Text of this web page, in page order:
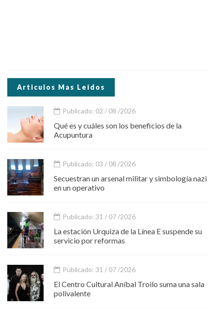
Articulos Mas Leidos
Publicado: 02 / 08 /2026
Qué es y cuáles son los beneficios de la
Acupuntura
Publicado: 03 / 08 /2026
Secuestran un arsenal militar y simbología nazi
en un operativo
Publicado: 31 / 07 /2026
La estación Urquiza de la Línea E suspende su
servicio por reformas
Publicado: 31 / 07 /2026
El Centro Cultural Aníbal Troilo suma una sala
polivalente